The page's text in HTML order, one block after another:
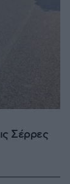
Σέρρες